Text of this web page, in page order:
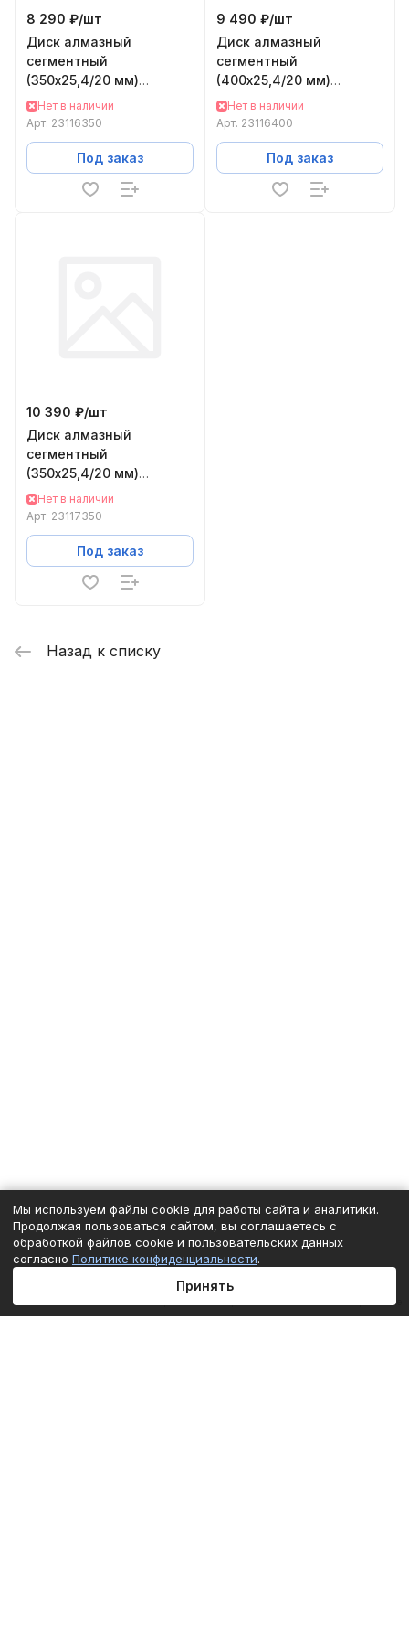
8 290 ₽/шт
Диск алмазный
сегментный
(350х25,4/20 мм)
PROFESSIONAL10 Solga
Diamant 23116350A
Нет в наличии
Арт. 23116350
Под заказ
9 490 ₽/шт
Диск алмазный
сегментный
(400х25,4/20 мм)
PROFESSIONAL10 Solga
Diamant 23116400A
Нет в наличии
Арт. 23116400
Под заказ
10 390 ₽/шт
Диск алмазный
сегментный
(350х25,4/20 мм)
PROFESSIONAL15 Solga
Diamant 23117350A
Нет в наличии
Арт. 23117350
Под заказ
Назад к списку
Сравнение
Мы используем файлы cookie для работы сайта и аналитики.
Продолжая пользоваться сайтом, вы соглашаетесь с
обработкой файлов cookie и пользовательских данных
согласно Политике конфиденциальности.
Принять